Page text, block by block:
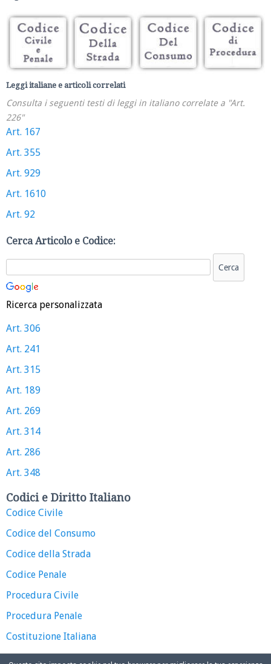
Leggi italiane e articoli correlati
Consulta i seguenti testi di leggi in italiano correlate a "Art.
226"
Art. 167
Art. 355
Art. 929
Art. 1610
Art. 92
Cerca Articolo e Codice:
Ricerca personalizzata
Art. 306
Art. 241
Art. 315
Art. 189
Art. 269
Art. 314
Art. 286
Art. 348
Codici e Diritto Italiano
Codice Civile
Codice del Consumo
Codice della Strada
Codice Penale
Procedura Civile
Procedura Penale
Costituzione Italiana